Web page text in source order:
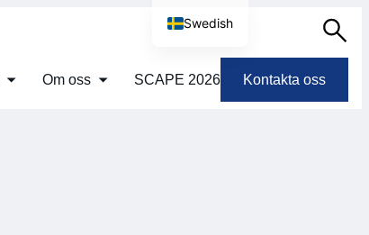
Sök
Om oss SCAPE 2026 Kontakta oss
Swedish